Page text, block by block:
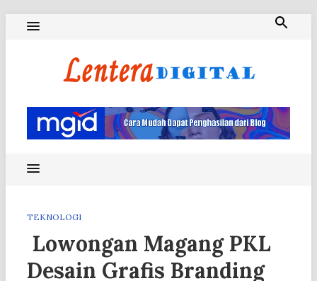
TEKNOLOGI
Lowongan Magang PKL
Desain Grafis Branding